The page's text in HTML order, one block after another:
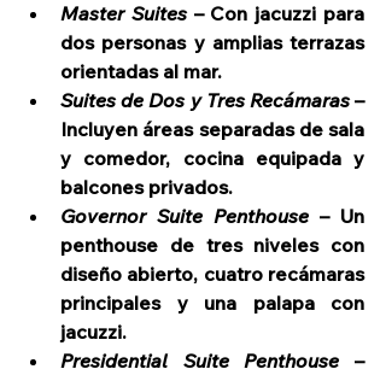
Master Suites – Con jacuzzi para
dos personas y amplias terrazas
orientadas al mar.
Suites de Dos y Tres Recámaras –
Incluyen áreas separadas de sala
y comedor, cocina equipada y
balcones privados.
Governor Suite Penthouse – Un
penthouse de tres niveles con
diseño abierto, cuatro recámaras
principales y una palapa con
jacuzzi.
Presidential Suite Penthouse –